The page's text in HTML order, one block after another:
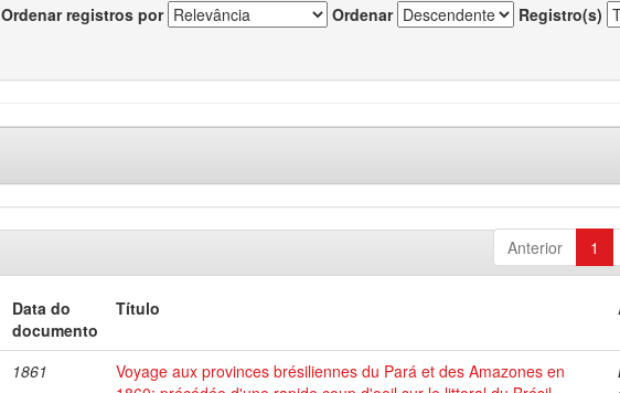
Ordenar registros por Ordenar Registro(s)
Anterior 1
Data do
documento
Título
1861
Voyage aux provinces brésiliennes du Pará et des Amazones en